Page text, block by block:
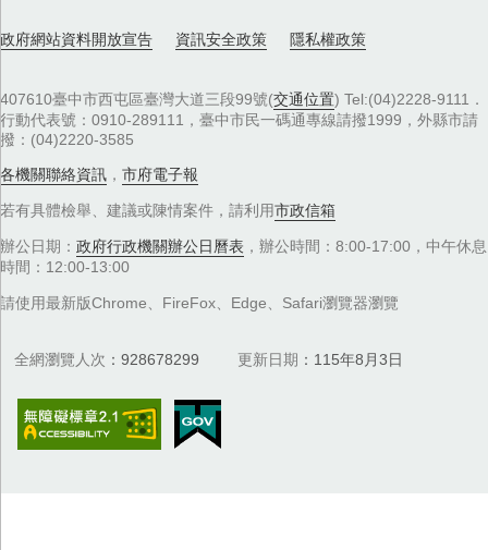
政府網站資料開放宣告 資訊安全政策 隱私權政策
407610臺中市西屯區臺灣大道三段99號(交通位置) Tel:(04)2228-9111．
行動代表號：0910-289111，臺中市民一碼通專線請撥1999，外縣市請
撥：(04)2220-3585
各機關聯絡資訊 ， 市府電子報
若有具體檢舉、建議或陳情案件，請利用市政信箱
辦公日期： 政府行政機關辦公日曆表 ，辦公時間：8:00-17:00，中午休息
時間：12:00-13:00
請使用最新版Chrome、FireFox、Edge、Safari瀏覽器瀏覽
全網瀏覽人次 928678299 更新日期 115年8月3日